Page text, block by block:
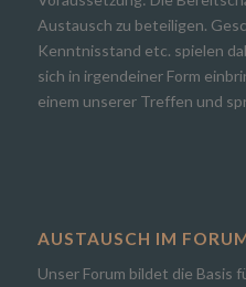
Austausch zu beteiligen.
Kenntnisstand etc. spielen
sich in irgendeiner Form
einem unserer Treffen und
AUSTAUSCH IM
Unser Forum bildet die Basis